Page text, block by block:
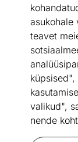
asukohale
teavet
valikud",
nende
Narma
Villased